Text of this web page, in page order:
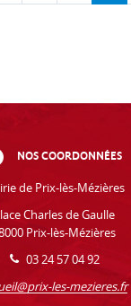
NOS COORDONNÉES
de Prix-lès-Mézières
Charles de Gaulle
Prix-lès-Mézières
03 24 57 04 92
les-mezieres.fr